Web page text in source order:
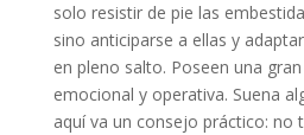
solo resistir de pie las
sino anticiparse a ellas y
en pleno salto. Poseen una
emocional y operativa. Suena
aquí va un consejo práctico: no